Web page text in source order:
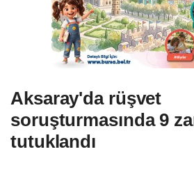
Aksaray'da rüşvet
soruşturmasında 9
tutuklandı